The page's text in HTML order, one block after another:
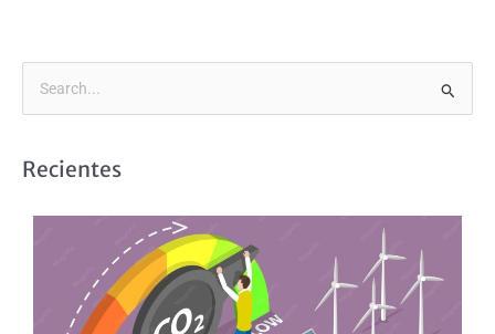
cRecientes